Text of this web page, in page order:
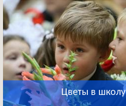
Цветы в школу